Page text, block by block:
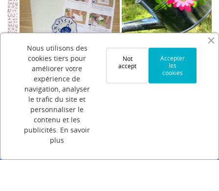
CrazyTape AkoyaDeco
0,85 €
Nous utilisons des
cookies tiers pour
améliorer votre
expérience de
navigation, analyser
le trafic du site et
personnaliser le
contenu et les
publicités. En savoir
plus
Accepter
les
cookies
Not
accept